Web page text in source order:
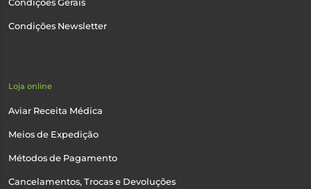
Condições Gerais
Condições Newsletter
Loja online
Aviar Receita Médica
Meios de Expedição
Métodos de Pagamento
Cancelamentos, Trocas e Devoluções